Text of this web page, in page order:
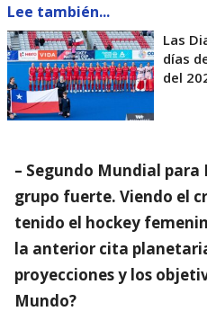
Lee también...
Las
días
del
– Segundo Mundial para
grupo fuerte. Viendo el
tenido el hockey
la anterior cita
proyecciones y los
Mundo?